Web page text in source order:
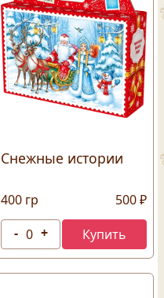
Снежные истории
400 гр 500 ₽